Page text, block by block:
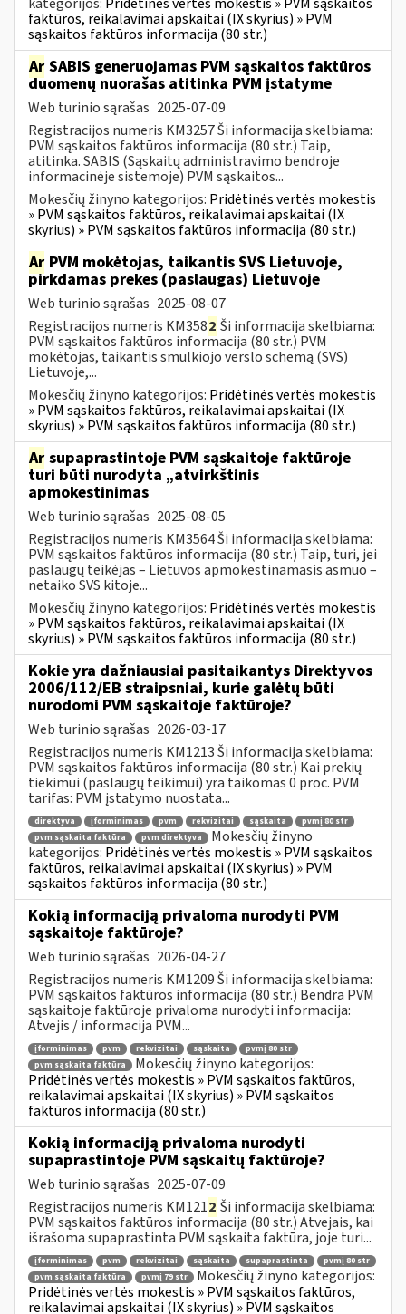
faktūros, reikalavimai apskaitai (IX skyrius) » PVM
sąskaitos faktūros informacija (80 str.)
Ar SABIS generuojamas PVM sąskaitos faktūros
duomenų nuorašas atitinka PVM įstatyme
Web turinio sąrašas 2025-07-09
Registracijos numeris KM3257 Ši informacija skelbiama:
PVM sąskaitos faktūros informacija (80 str.) Taip,
atitinka. SABIS (Sąskaitų administravimo bendroje
informacinėje sistemoje) PVM sąskaitos...
Mokesčių žinyno kategorijos: Pridėtinės vertės mokestis
» PVM sąskaitos faktūros, reikalavimai apskaitai (IX
skyrius) » PVM sąskaitos faktūros informacija (80 str.)
Ar PVM mokėtojas, taikantis SVS Lietuvoje,
pirkdamas prekes (paslaugas) Lietuvoje
Web turinio sąrašas 2025-08-07
Registracijos numeris KM3582 Ši informacija skelbiama:
PVM sąskaitos faktūros informacija (80 str.) PVM
mokėtojas, taikantis smulkiojo verslo schemą (SVS)
Lietuvoje,...
Mokesčių žinyno kategorijos: Pridėtinės vertės mokestis
» PVM sąskaitos faktūros, reikalavimai apskaitai (IX
skyrius) » PVM sąskaitos faktūros informacija (80 str.)
Ar supaprastintoje PVM sąskaitoje faktūroje
turi būti nurodyta „atvirkštinis
apmokestinimas
Web turinio sąrašas 2025-08-05
Registracijos numeris KM3564 Ši informacija skelbiama:
PVM sąskaitos faktūros informacija (80 str.) Taip, turi, jei
paslaugų teikėjas – Lietuvos apmokestinamasis asmuo –
netaiko SVS kitoje...
Mokesčių žinyno kategorijos: Pridėtinės vertės mokestis
» PVM sąskaitos faktūros, reikalavimai apskaitai (IX
skyrius) » PVM sąskaitos faktūros informacija (80 str.)
Kokie yra dažniausiai pasitaikantys Direktyvos
2006/112/EB straipsniai, kurie galėtų būti
nurodomi PVM sąskaitoje faktūroje?
Web turinio sąrašas 2026-03-17
Registracijos numeris KM1213 Ši informacija skelbiama:
PVM sąskaitos faktūros informacija (80 str.) Kai prekių
tiekimui (paslaugų teikimui) yra taikomas 0 proc. PVM
tarifas: PVM įstatymo nuostata...
direktyva įforminimas pvm rekvizitai sąskaita
pvmį 80 str
pvm sąskaita faktūra
pvm direktyva
Mokesčių žinyno
kategorijos: Pridėtinės vertės mokestis » PVM sąskaitos
faktūros, reikalavimai apskaitai (IX skyrius) » PVM
sąskaitos faktūros informacija (80 str.)
Kokią informaciją privaloma nurodyti PVM
sąskaitoje faktūroje?
Web turinio sąrašas 2026-04-27
Registracijos numeris KM1209 Ši informacija skelbiama:
PVM sąskaitos faktūros informacija (80 str.) Bendra PVM
sąskaitoje faktūroje privaloma nurodyti informacija:
Atvejis / informacija PVM...
įforminimas pvm rekvizitai sąskaita
pvmį 80 str
pvm sąskaita faktūra
Mokesčių žinyno kategorijos:
Pridėtinės vertės mokestis » PVM sąskaitos faktūros,
reikalavimai apskaitai (IX skyrius) » PVM sąskaitos
faktūros informacija (80 str.)
Kokią informaciją privaloma nurodyti
supaprastintoje PVM sąskaitų faktūroje?
Web turinio sąrašas 2025-07-09
Registracijos numeris KM1212 Ši informacija skelbiama:
PVM sąskaitos faktūros informacija (80 str.) Atvejais, kai
išrašoma supaprastinta PVM sąskaita faktūra, joje turi...
įforminimas pvm rekvizitai sąskaita supaprastinta
pvmį 80 str
pvm sąskaita faktūra
pvmį 79 str
Mokesčių žinyno kategorijos:
Pridėtinės vertės mokestis » PVM sąskaitos faktūros,
reikalavimai apskaitai (IX skyrius) » PVM sąskaitos